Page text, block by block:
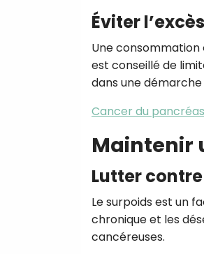
Éviter
Une consommation
est conseillé de
dans une
Cancer du
Maintenir
Lutter
Le surpoids est un
chronique et les
cancéreuses.